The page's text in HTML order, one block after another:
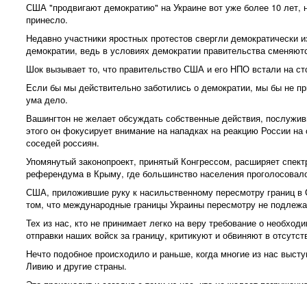
США "продвигают демократию" на Украине вот уже более 10 лет,
принесло.
Недавно участники яростных протестов свергли демократически
демократии, ведь в условиях демократии правительства
Шок вызывает то, что правительство США и его НПО встали на
Если бы мы действительно заботились о демократии, мы бы не
ума дело.
Вашингтон не желает обсуждать собственные действия,
этого он фокусирует внимание на нападках на реакцию России
соседей россиян.
Упомянутый законопроект, принятый Конгрессом, расширяет
референдума в Крыму, где большинство населения
США, приложившие руку к насильственному пересмотру границ в
том, что международные границы Украины пересмотру не
Тех из нас, кто не принимает легко на веру требование о
отправки наших войск за границу, критикуют и обвиняют в
Нечто подобное происходило и раньше, когда многие из нас
Ливию и другие страны.